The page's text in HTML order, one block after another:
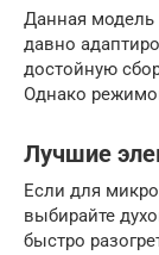
Данная модель
давно
достойную
Однако
Лучшие
Если для
выбирайте
быстро